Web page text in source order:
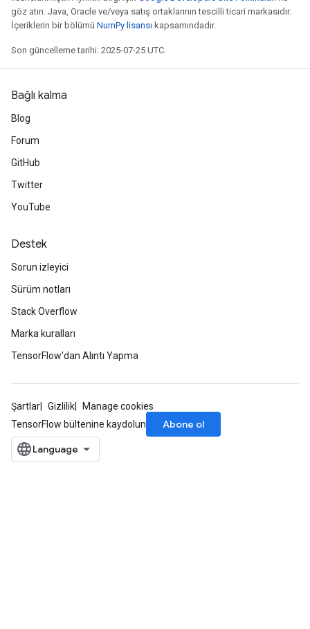
göz atın. Java, Oracle ve/veya satış ortaklarının tescilli ticari markasıdır.
İçeriklerin bir bölümü NumPy lisansı kapsamındadır.
Son güncelleme tarihi: 2025-07-25 UTC.
Bağlı kalma
Blog
Forum
GitHub
Twitter
YouTube
Destek
Sorun izleyici
Sürüm notları
Stack Overflow
Marka kuralları
TensorFlow'dan Alıntı Yapma
Şartlar Gizlilik
Manage cookies
TensorFlow bültenine kaydolun
Abone ol